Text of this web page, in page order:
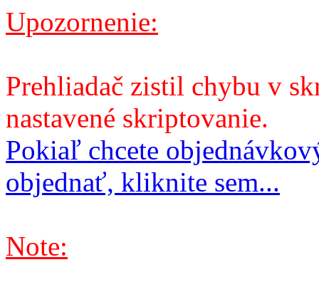
Upozornenie:
Prehliadač zistil chybu v
nastavené skriptovanie.
Pokiaľ chcete
objednať, kliknite sem...
Note: